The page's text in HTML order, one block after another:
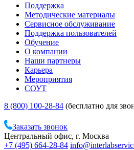
Поддержка
Методические материалы
Сервисное обслуживание
Поддержка пользователей
Обучение
О компании
Наши партнеры
Карьера
Мероприятия
СОУТ
8 (800) 100-28-84 (бесплатно для
Заказать звонок
Центральный офис, г. Москва
+7 (495) 664-28-84